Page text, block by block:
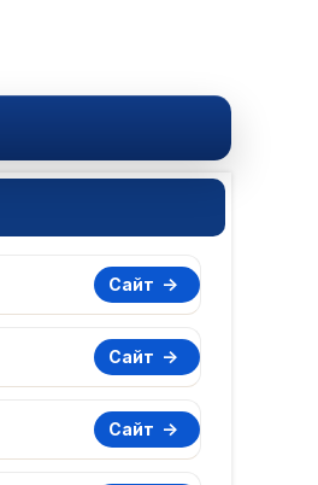
Сайт
Сайт
Сайт